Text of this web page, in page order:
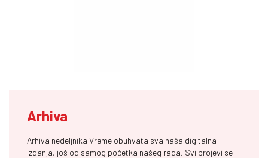
Arhiva
Arhiva nedeljnika Vreme obuhvata sva naša digitalna
izdanja, još od samog početka našeg rada. Svi brojevi se